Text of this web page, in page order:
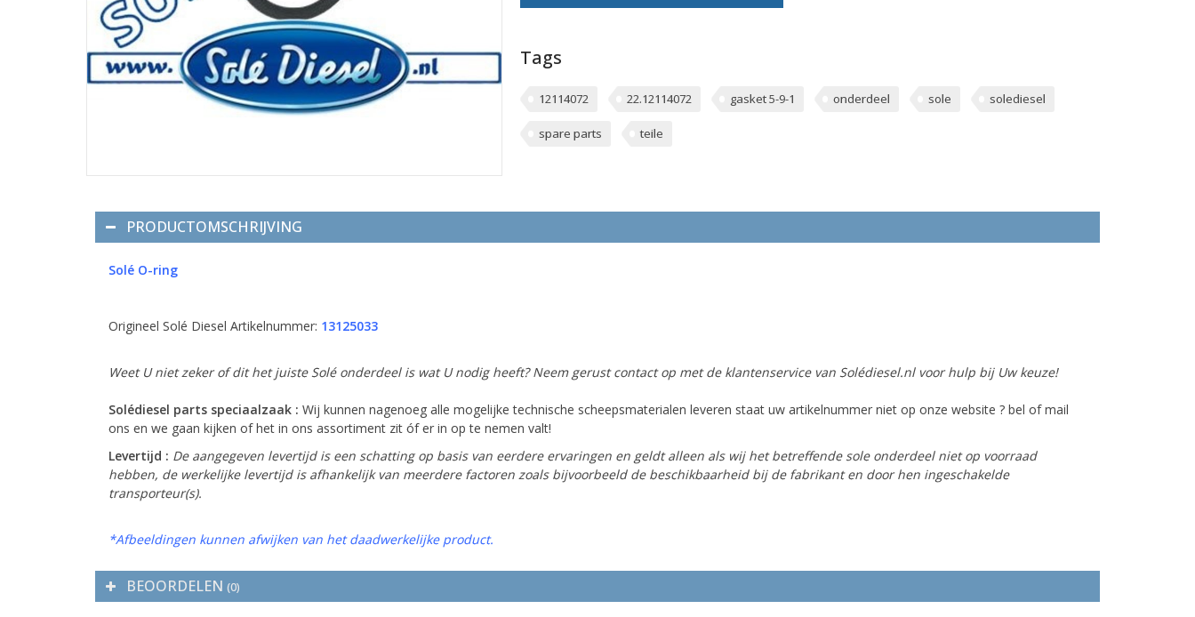
Tags
12114072 22.12114072 gasket 5-9-1 onderdeel sole solediesel
spare parts teile
PRODUCTOMSCHRIJVING
Solé O-ring
Origineel Solé Diesel Artikelnummer: 13125033
Weet U niet zeker of dit het juiste Solé onderdeel is wat U nodig heeft? Neem gerust contact op met de klantenservice van Solédiesel.nl voor hulp bij Uw keuze!
Solédiesel parts speciaalzaak : Wij kunnen nagenoeg alle mogelijke technische scheepsmaterialen leveren staat uw artikelnummer niet op onze website ? bel of mail
ons en we gaan kijken of het in ons assortiment zit óf er in op te nemen valt!
Levertijd : De aangegeven levertijd is een schatting op basis van eerdere ervaringen en geldt alleen als wij het betreffende sole onderdeel niet op voorraad
hebben, de werkelijke levertijd is afhankelijk van meerdere factoren zoals bijvoorbeeld de beschikbaarheid bij de fabrikant en door hen ingeschakelde
transporteur(s).
*Afbeeldingen kunnen afwijken van het daadwerkelijke product.
BEOORDELEN (0)